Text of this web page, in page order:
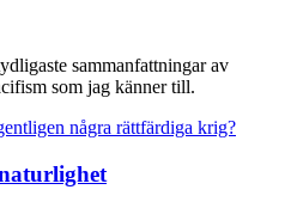
sammanfattningar av
som jag känner till.
några rättfärdiga krig?